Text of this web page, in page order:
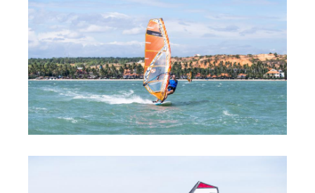
Ветратория.Вьетнам
Цены
Обучение Виндсерфингу
Прокат виндсерфинга и винг фойла
Классический серфинг и SUP
Продажа оборудования
Обучение кайтсерфингу